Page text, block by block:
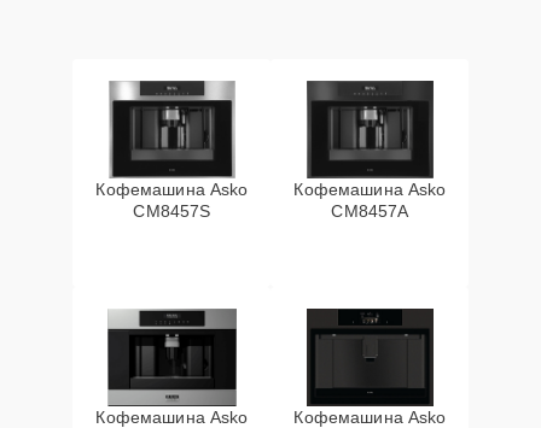
Кофемашина Asko
CM8457S
Кофемашина Asko
CM8457A
Кофемашина Asko
Кофемашина Asko